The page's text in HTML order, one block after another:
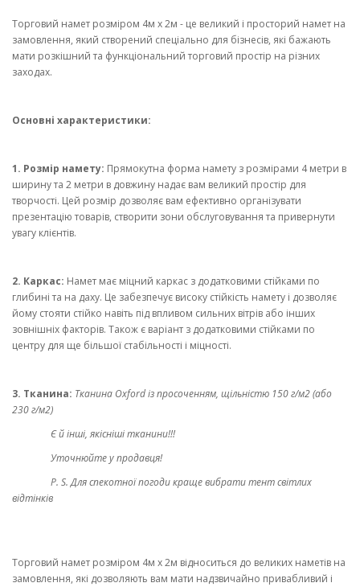
Торговий намет розміром 4м х 2м - це великий і просторий намет на
замовлення, який створений спеціально для бізнесів, які бажають
мати розкішний та функціональний торговий простір на різних
заходах.
Основні характеристики:
1. Розмір намету: Прямокутна форма намету з розмірами 4 метри в
ширину та 2 метри в довжину надає вам великий простір для
творчості. Цей розмір дозволяє вам ефективно організувати
презентацію товарів, створити зони обслуговування та привернути
увагу клієнтів.
2. Каркас: Намет має міцний каркас з додатковими стійками по
глибині та на даху. Це забезпечує високу стійкість намету і дозволяє
йому стояти стійко навіть під впливом сильних вітрів або інших
зовнішніх факторів. Також є варіант з додатковими стійками по
центру для ще більшої стабільності і міцності.
3. Тканина: Тканина Oxford із просоченням, щільністю 150 г/м2 (або
230 г/м2)
Є й інші, якісніші тканини!!!
Уточнюйте у продавця!
P. S. Для спекотної погоди краще вибрати тент світлих
відтінків
Торговий намет розміром 4м х 2м відноситься до великих наметів на
замовлення, які дозволяють вам мати надзвичайно привабливий і